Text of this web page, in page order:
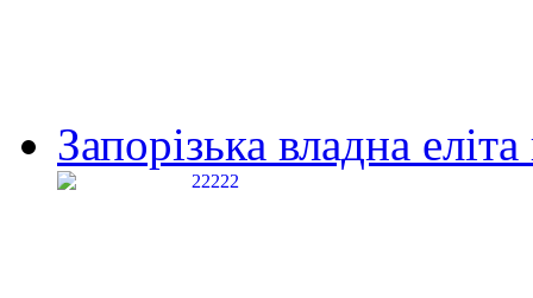
Запорізька владна